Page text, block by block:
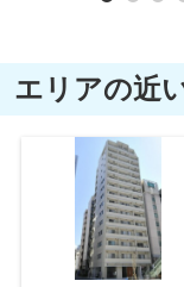
エリアの近